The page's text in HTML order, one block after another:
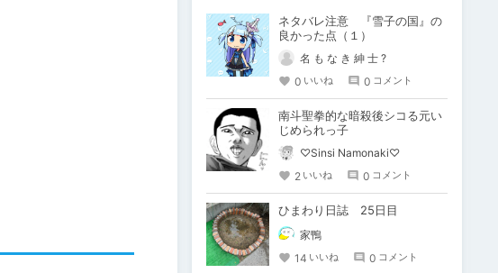
ネタバレ注意 『雪子の国』の
良かった点（１）
名 も な き 紳 士 ?
0 いいね 0 コメント
南斗聖拳的な暗殺後シコる元い
じめられっ子
♡Sinsi Namonaki♡
2 いいね 0 コメント
ひまわり日誌 25日目
家鴨
14 いいね 0 コメント